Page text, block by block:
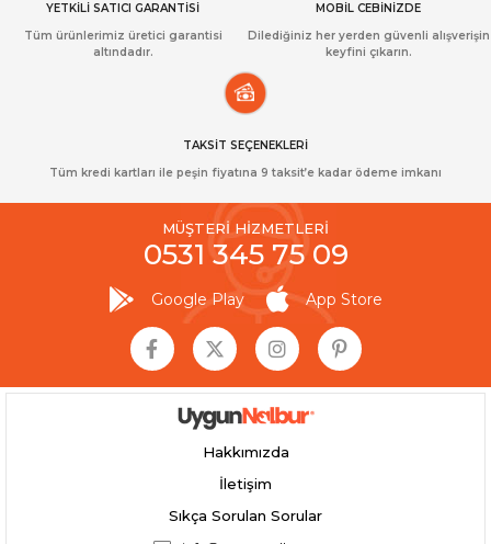
YETKİLİ SATICI GARANTİSİ
Tüm ürünlerimiz üretici garantisi
altındadır.
MOBİL CEBİNİZDE
Dilediğiniz her yerden güvenli alışverişin
keyfini çıkarın.
TAKSİT SEÇENEKLERİ
Tüm kredi kartları ile peşin fiyatına 9 taksit’e kadar ödeme imkanı
MÜŞTERİ HİZMETLERİ
0531 345 75 09
Google Play App Store
Hakkımızda
İletişim
Sıkça Sorulan Sorular